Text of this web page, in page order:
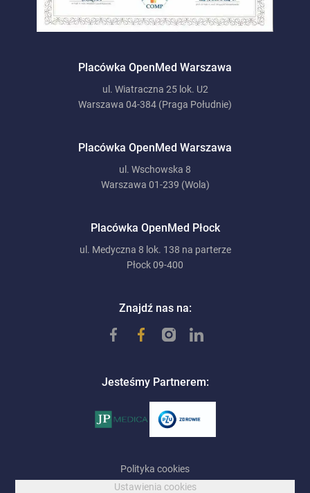
Placówka OpenMed Warszawa
ul. Wiatraczna 25 lok. U2
Warszawa 04-384 (Praga Południe)
Placówka OpenMed Warszawa
ul. Wschowska 8
Warszawa 01-239 (Wola)
Placówka OpenMed Płock
ul. Medyczna 8 lok. 138 na parterze
Płock 09-400
Znajdź nas na:
Jesteśmy Partnerem:
Polityka cookies
Ustawienia cookies